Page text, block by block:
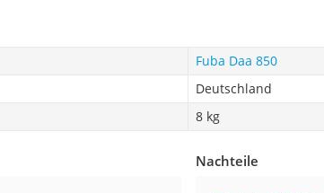
Fuba Daa 850
Deutschland
8 kg
Nachteile